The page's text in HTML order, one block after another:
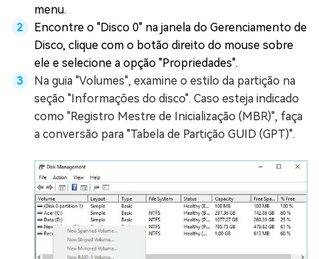
menu.
Encontre o "Disco 0" na janela do Gerenciamento de
Disco, clique com o botão direito do mouse sobre
ele e selecione a opção "Propriedades".
Na guia "Volumes", examine o estilo da partição na
seção "Informações do disco". Caso esteja indicado
como "Registro Mestre de Inicialização (MBR)", faça
a conversão para "Tabela de Partição GUID (GPT)".